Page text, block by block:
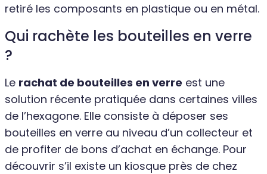
retiré les composants en plastique ou en métal.
Qui rachète les bouteilles en verre
?
Le rachat de bouteilles en verre est une
solution récente pratiquée dans certaines villes
de l’hexagone. Elle consiste à déposer ses
bouteilles en verre au niveau d’un collecteur et
de profiter de bons d’achat en échange. Pour
découvrir s’il existe un kiosque près de chez